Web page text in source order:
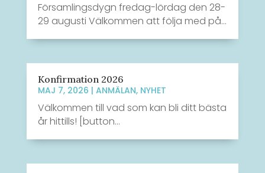
Församlingsdygn fredag-lördag den 28-
29 augusti Välkommen att följa med på...
Konfirmation 2026
MAJ 7, 2026 | ANMÄLAN, NYHET
Välkommen till vad som kan bli ditt bästa
år hittills! [button...